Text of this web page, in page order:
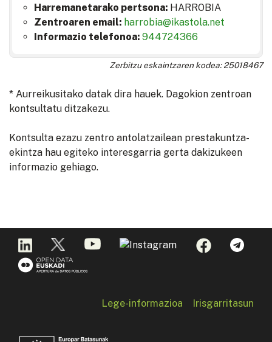
Harremanetarako pertsona: HARROBIA
Zentroaren email: harrobia@ikastola.net
Informazio telefonoa: 944724366
Zerbitzu eskaintzaren kodea: 25018467
* Aurreikusitako datak dira hauek. Dagokion zentroan
kontsultatu ditzakezu.
Kontsulta ezazu zentro antolatzailean prestakuntza-
ekintza hau egiteko interesgarria gerta dakizukeen
informazio gehiago.
Lege-informazioa Irisgarritasun